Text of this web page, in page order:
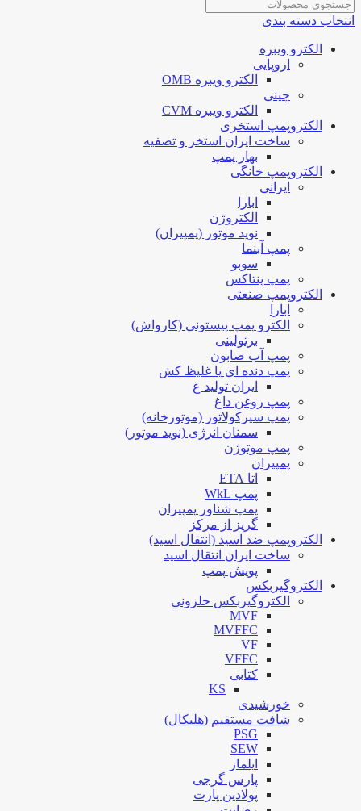
انتخاب دسته بندی
الکترو ویبره
اروپایی
الکترو ویبره OMB
چینی
الکترو ویبره CVM
الکتروپمپ استخری
ساخت ایران استخر و تصفیه
بهار پمپ
الکتروپمپ خانگی
ایرانی
ابارا
الکتروژن
نوید موتور (پمپیران)
پمپ آبنما
سوبو
پمپ پنتاکس
الکتروپمپ صنعتی
ابارا
الکترو پمپ پیستونی (کارواش)
برتولینی
پمپ آب صابون
پمپ دنده ای یا غلیظ کش
ایران تولید غ
پمپ روغن داغ
پمپ سیرکولاتور (موتورخانه)
سمنان انرژی (نوید موتور)
پمپ موتوژن
پمپیران
اتا ETA
پمپ WkL
پمپ شناور پمپیران
گریز از مرکز
الکتروپمپ ضد اسید (انتقال اسید)
ساخت ایران انتقال اسید
پویش پمپ
الکتروگیربکس
الکتروگیربکس حلزونی
MVF
MVFFC
VF
VFFC
کتابی
KS
خورشیدی
شافت مستقیم (هلیکال)
PSG
SEW
ایلماز
پارس گرجی
پولادین پارت